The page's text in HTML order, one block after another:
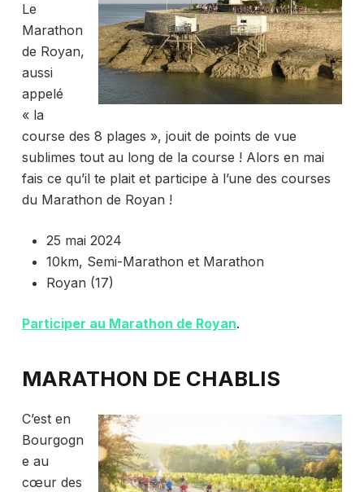
Le
Marathon
de Royan,
aussi
appelé
« la
course des 8 plages », jouit de points de vue
sublimes tout au long de la course ! Alors en mai
fais ce qu’il te plait et participe à l’une des courses
du Marathon de Royan !
25 mai 2024
10km, Semi-Marathon et Marathon
Royan (17)
Participer au Marathon de Royan.
MARATHON DE CHABLIS
C’est en
Bourgogn
e au
cœur des